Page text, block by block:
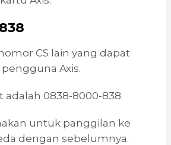
CS lain yang dapat
Axis.
0838-8000-838.
untuk panggilan ke
dengan sebelumnya.